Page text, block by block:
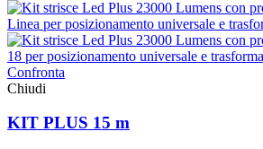
Confronta
Chiudi
KIT PLUS 15 m